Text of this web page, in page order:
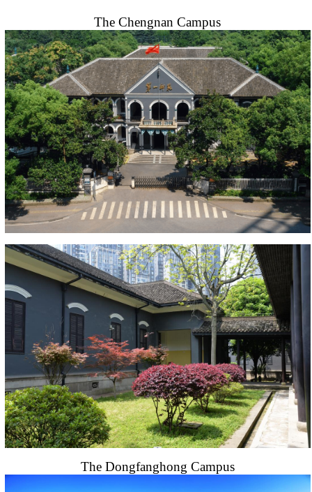
The Chengnan Campus
The Dongfanghong Campus